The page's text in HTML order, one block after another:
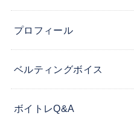
プロフィール
ベルティングボイス
ボイトレQ&A